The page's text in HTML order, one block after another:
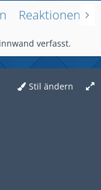
Reaktionen
verfasst.
Stil ändern